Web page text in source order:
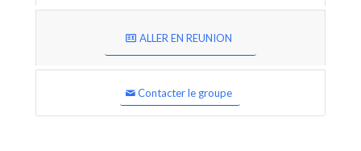
ALLER EN REUNION
Contacter le groupe